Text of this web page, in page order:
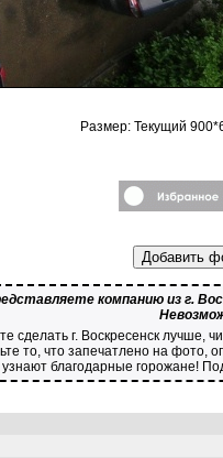
Размер: Текущий
Добавить
компанию из г.
сделать г. Воскресенск лучше,
то, что запечатлено на фото,
благодарные горожане!